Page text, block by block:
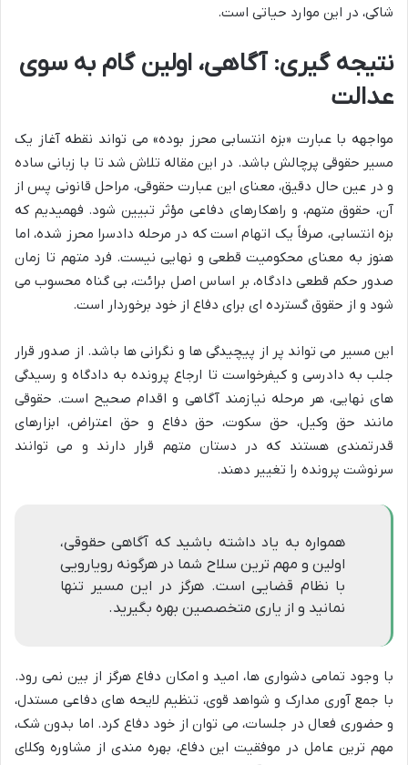
شاکی، در این موارد حیاتی است.
نتیجه گیری: آگاهی، اولین گام به سوی
عدالت
مواجهه با عبارت «بزه انتسابی محرز بوده» می تواند نقطه آغاز یک
مسیر حقوقی پرچالش باشد. در این مقاله تلاش شد تا با زبانی ساده
و در عین حال دقیق، معنای این عبارت حقوقی، مراحل قانونی پس از
آن، حقوق متهم، و راهکارهای دفاعی مؤثر تبیین شود. فهمیدیم که
بزه انتسابی، صرفاً یک اتهام است که در مرحله دادسرا محرز شده، اما
هنوز به معنای محکومیت قطعی و نهایی نیست. فرد متهم تا زمان
صدور حکم قطعی دادگاه، بر اساس اصل برائت، بی گناه محسوب می
شود و از حقوق گسترده ای برای دفاع از خود برخوردار است.
این مسیر می تواند پر از پیچیدگی ها و نگرانی ها باشد. از صدور قرار
جلب به دادرسی و کیفرخواست تا ارجاع پرونده به دادگاه و رسیدگی
های نهایی، هر مرحله نیازمند آگاهی و اقدام صحیح است. حقوقی
مانند حق وکیل، حق سکوت، حق دفاع و حق اعتراض، ابزارهای
قدرتمندی هستند که در دستان متهم قرار دارند و می توانند
سرنوشت پرونده را تغییر دهند.
همواره به یاد داشته باشید که آگاهی حقوقی،
اولین و مهم ترین سلاح شما در هرگونه رویارویی
با نظام قضایی است. هرگز در این مسیر تنها
نمانید و از یاری متخصصین بهره بگیرید.
با وجود تمامی دشواری ها، امید و امکان دفاع هرگز از بین نمی رود.
با جمع آوری مدارک و شواهد قوی، تنظیم لایحه های دفاعی مستدل،
و حضوری فعال در جلسات، می توان از خود دفاع کرد. اما بدون شک،
مهم ترین عامل در موفقیت این دفاع، بهره مندی از مشاوره وکلای